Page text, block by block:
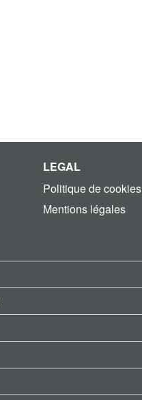
LEGAL
Politique de cookies
Mentions légales